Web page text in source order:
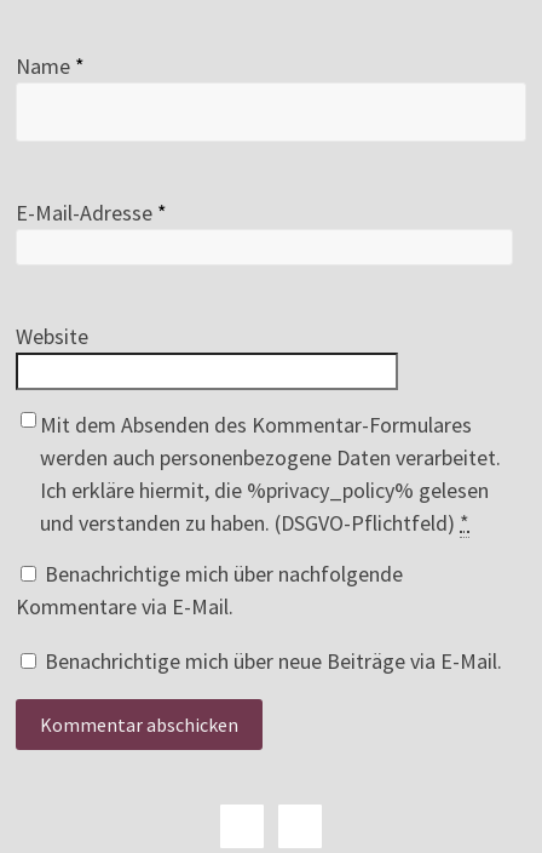
Name *
E-Mail-Adresse *
Website
Mit dem Absenden des Kommentar-Formulares
werden auch personenbezogene Daten verarbeitet.
Ich erkläre hiermit, die %privacy_policy% gelesen
und verstanden zu haben. (DSGVO-Pflichtfeld) *
Benachrichtige mich über nachfolgende
Kommentare via E-Mail.
Benachrichtige mich über neue Beiträge via E-Mail.